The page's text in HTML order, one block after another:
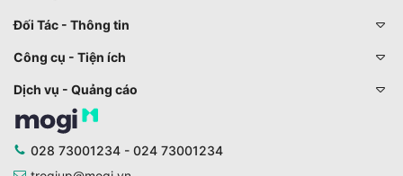
Đối Tác - Thông tin
Công cụ - Tiện ích
Dịch vụ - Quảng cáo
028 73001234 - 024 73001234